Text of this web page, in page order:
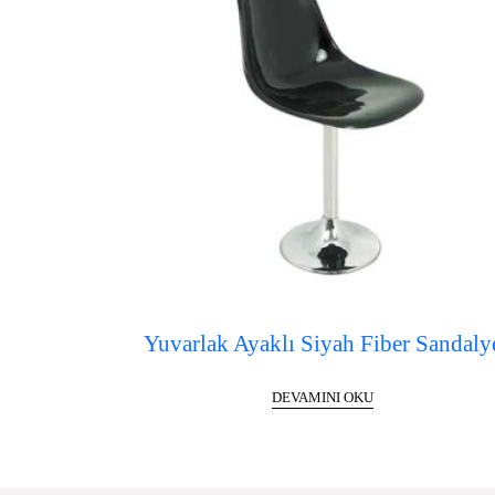
Yuvarlak Ayaklı Siyah Fiber
DEVAMINI OKU